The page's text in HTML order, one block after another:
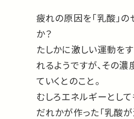
疲れの原因を「乳酸」
か？
たしかに激しい運動を
れるようですが、その濃
ていくとのこと。
むしろエネルギーとして
だれかが作った「乳酸